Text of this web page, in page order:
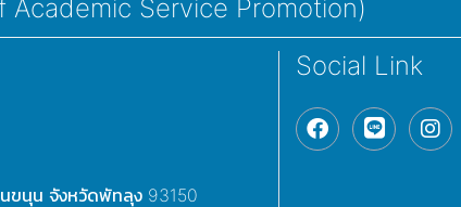
Academic Service Promotion)
ขนุน จังหวัดพัทลุง 93150
Social Link